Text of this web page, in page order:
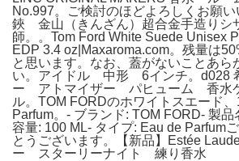
No.997。ご検討のほどよろしくお願
鋏 金山（きんざん）超合金手造り
師。。Tom Ford White Suede Unisex
EDP 3.4 oz|Maxaroma.com。残量は
と思います。なお、蓋がないことあら
い。アイドル 中形 6インチ。d028
ー アトマイザー パヒューム 香水
ル。TOM FORDのホワイトスエード
Parfum。- ブランド: TOM FORD- 製
容量: 100 ML- タイプ: Eau de Parfum
とうございます。【新品】Estée
ー スターリーナイト 練り香水